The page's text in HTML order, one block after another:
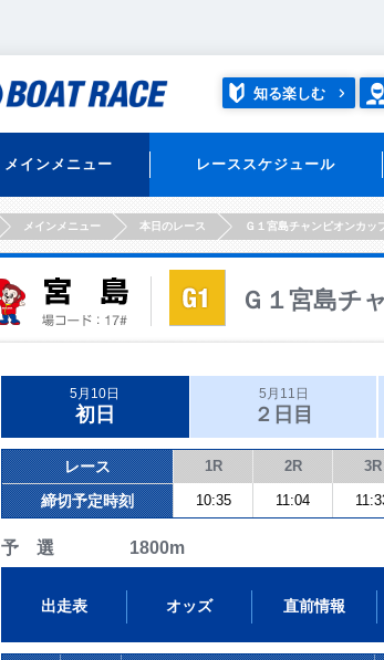
知る楽しむ
メインメニュー レーススケジュール
HOMEメインメニュー 本日のレース Ｇ１宮島チャンピオンカッ
Ｇ１宮島チ
5月10日
初日
5月11日
２日目
レース 1R 2R 3R
締切予定時刻 10:35 11:04
予 選 1800m
出走表 オッズ 直前情報